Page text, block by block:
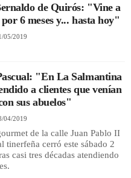
de Quirós: "Vine a
6 meses y... hasta hoy"
05/2019
"En La Salmantina
a clientes que venían
sus abuelos"
04/2019
de la calle Juan Pablo II
tinerfeña cerró este sábado 2
casi tres décadas atendiendo